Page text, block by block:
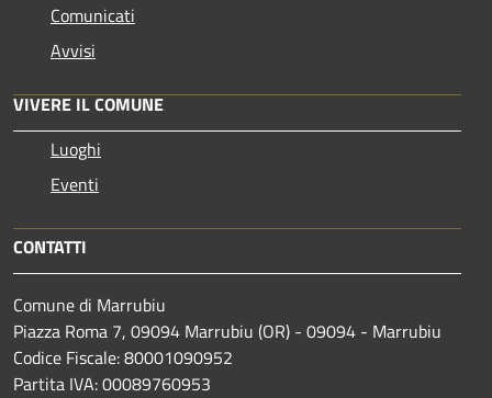
Comunicati
Avvisi
VIVERE IL COMUNE
Luoghi
Eventi
CONTATTI
Comune di Marrubiu
Piazza Roma 7, 09094 Marrubiu (OR) - 09094 - Marrubiu
Codice Fiscale: 80001090952
Partita IVA: 00089760953